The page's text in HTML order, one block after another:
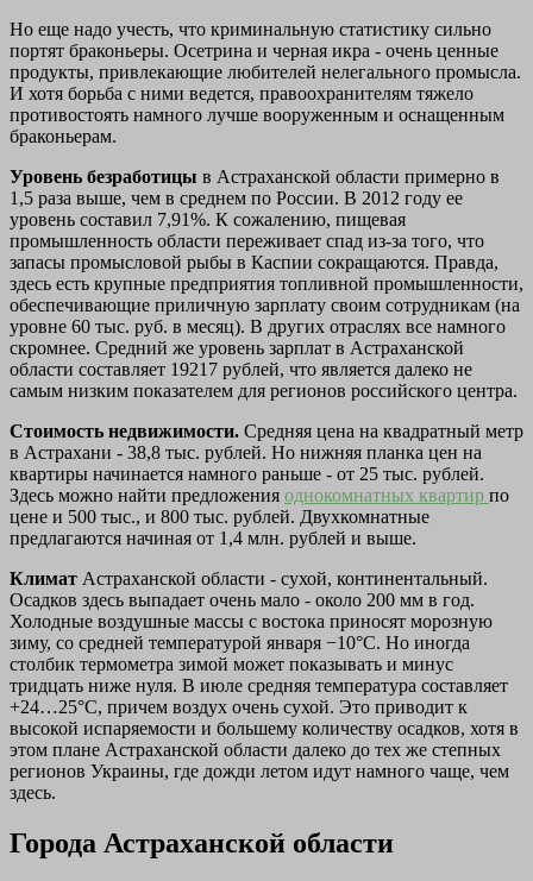
Но еще надо учесть, что криминальную статистику сильно
портят браконьеры. Осетрина и черная икра - очень ценные
продукты, привлекающие любителей нелегального промысла.
И хотя борьба с ними ведется, правоохранителям тяжело
противостоять намного лучше вооруженным и оснащенным
браконьерам.
Уровень безработицы в Астраханской области примерно в
1,5 раза выше, чем в среднем по России. В 2012 году ее
уровень составил 7,91%. К сожалению, пищевая
промышленность области переживает спад из-за того, что
запасы промысловой рыбы в Каспии сокращаются. Правда,
здесь есть крупные предприятия топливной промышленности,
обеспечивающие приличную зарплату своим сотрудникам (на
уровне 60 тыс. руб. в месяц). В других отраслях все намного
скромнее. Средний же уровень зарплат в Астраханской
области составляет 19217 рублей, что является далеко не
самым низким показателем для регионов российского центра.
Стоимость недвижимости. Средняя цена на квадратный метр
в Астрахани - 38,8 тыс. рублей. Но нижняя планка цен на
квартиры начинается намного раньше - от 25 тыс. рублей.
Здесь можно найти предложения однокомнатных квартир по
цене и 500 тыс., и 800 тыс. рублей. Двухкомнатные
предлагаются начиная от 1,4 млн. рублей и выше.
Климат Астраханской области - сухой, континентальный.
Осадков здесь выпадает очень мало - около 200 мм в год.
Холодные воздушные массы с востока приносят морозную
зиму, со средней температурой января −10°С. Но иногда
столбик термометра зимой может показывать и минус
тридцать ниже нуля. В июле средняя температура составляет
+24…25°С, причем воздух очень сухой. Это приводит к
высокой испаряемости и большему количеству осадков, хотя в
этом плане Астраханской области далеко до тех же степных
регионов Украины, где дожди летом идут намного чаще, чем
здесь.
Города Астраханской области